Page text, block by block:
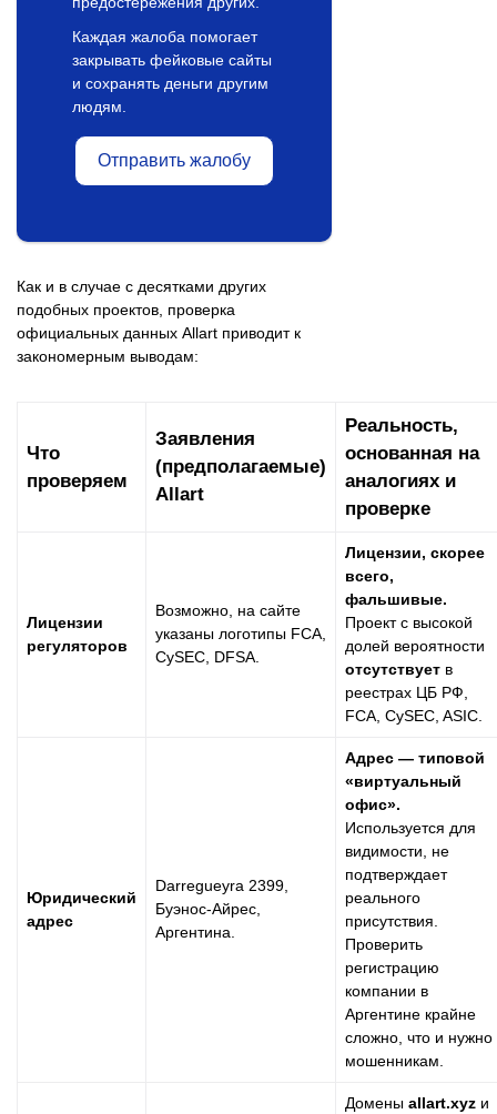
Каждая жалоба помогает
закрывать фейковые сайты
и сохранять деньги другим
людям.
Отправить жалобу
Как и в случае с десятками других
подобных проектов, проверка
официальных данных Allart приводит к
закономерным выводам:
Что
проверяем
Заявления
(предполагаемые)
Allart
Реальность,
основанная на
аналогиях и
проверке
Лицензии
регуляторов
Возможно, на сайте
указаны логотипы FCA,
CySEC, DFSA.
Лицензии, скорее
всего,
фальшивые.
Проект с высокой
долей вероятности
отсутствует в
реестрах ЦБ РФ,
FCA, CySEC, ASIC.
Юридический
адрес
Darregueyra 2399,
Буэнос-Айрес,
Аргентина.
Адрес — типовой
«виртуальный
офис».
Используется для
видимости, не
подтверждает
реального
присутствия.
Проверить
регистрацию
компании в
Аргентине крайне
сложно, что и нужно
мошенникам.
Домены allart.xyz и